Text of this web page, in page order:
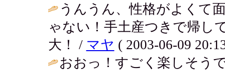
うんうん、性格がよくて
ゃない！手土産つきで帰し
大！ / マヤ ( 2003-06-09
おおっ！すごく楽しそう